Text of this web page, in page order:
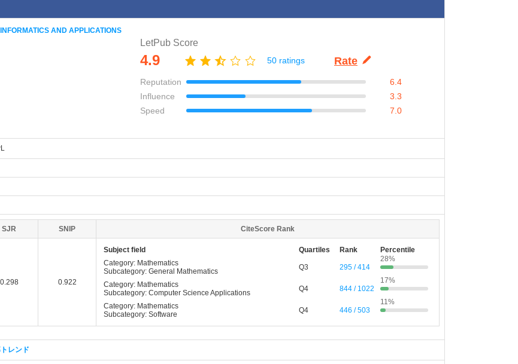
AND APPLICATIONS
LetPub Score
4.9 50 ratings Rate
Reputation
6.4
Influence
3.3
Speed
7.0
SJR SNIP CiteScore Rank
0.298 0.922
Subject field Quartiles Rank
Percentile
Category: Mathematics
Subcategory: General Mathematics
Q3 295 / 414
28%
Category: Mathematics
Subcategory: Computer Science Applications
Q4 844 / 1022
17%
Category: Mathematics
Subcategory: Software
Q4 446 / 503
11%
レンド